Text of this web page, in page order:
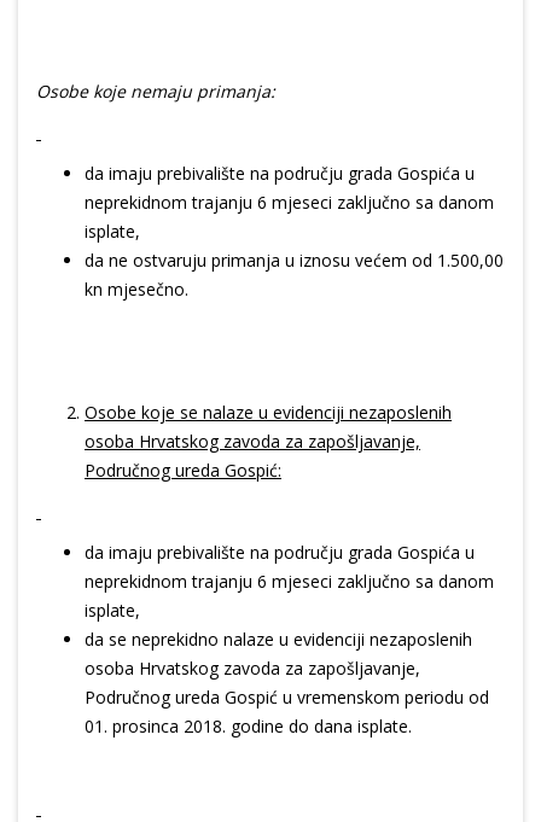
Osobe koje nemaju primanja:
da imaju prebivalište na području grada Gospića u
neprekidnom trajanju 6 mjeseci zaključno sa danom
isplate,
da ne ostvaruju primanja u iznosu većem od 1.500,00
kn mjesečno.
Osobe koje se nalaze u evidenciji nezaposlenih
osoba Hrvatskog zavoda za zapošljavanje,
Područnog ureda Gospić:
da imaju prebivalište na području grada Gospića u
neprekidnom trajanju 6 mjeseci zaključno sa danom
isplate,
da se neprekidno nalaze u evidenciji nezaposlenih
osoba Hrvatskog zavoda za zapošljavanje,
Područnog ureda Gospić u vremenskom periodu od
01. prosinca 2018. godine do dana isplate.